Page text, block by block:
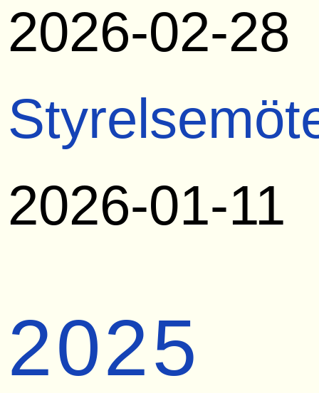
2026-02-28
2026-01-11
2025